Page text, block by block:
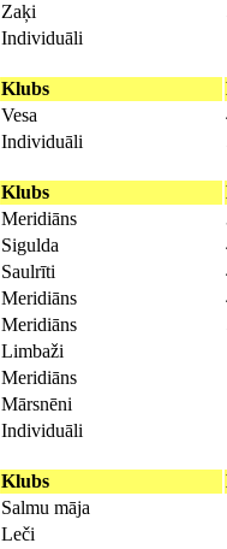
Zaķi
Individuāli
Klubs
Vesa
Individuāli
Klubs
Meridiāns
Sigulda
Saulrīti
Meridiāns
Meridiāns
Limbaži
Meridiāns
Mārsnēni
Individuāli
Klubs
Salmu māja
Leči